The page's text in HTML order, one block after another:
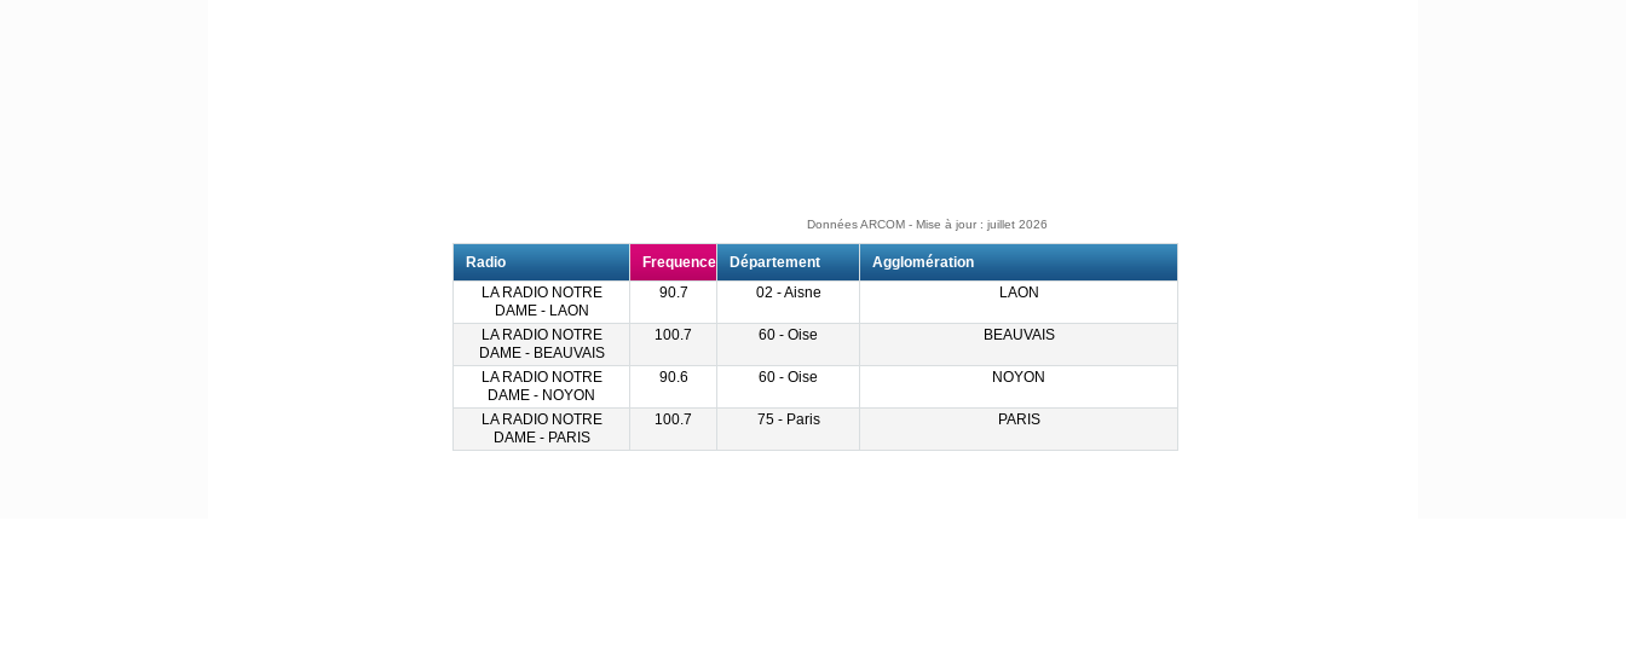
Données ARCOM - Mise à jour : juillet 2026
Radio Frequence Département
Agglomération
LA RADIO NOTRE
DAME - LAON
90.7 02 - Aisne LAON
LA RADIO NOTRE
DAME - BEAUVAIS
100.7 60 - Oise BEAUVAIS
LA RADIO NOTRE
DAME - NOYON
90.6 60 - Oise NOYON
LA RADIO NOTRE
DAME - PARIS
100.7 75 - Paris PARIS